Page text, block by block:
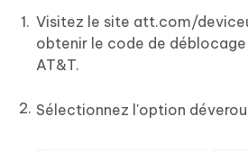
Visitez le site att.com/
obtenir le code de
AT&T.
Sélectionnez l'option